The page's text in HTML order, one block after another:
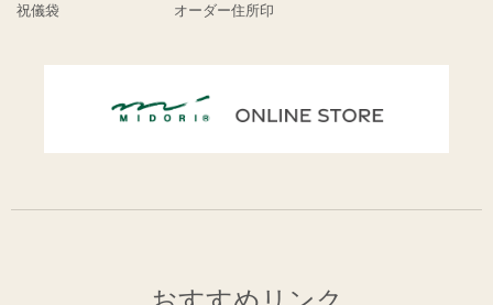
祝儀袋 オーダー住所印